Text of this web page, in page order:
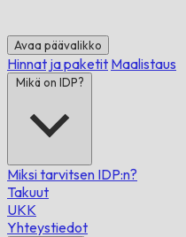
Avaa päävalikko
Hinnat ja paketit Maalistaus
Mikä on IDP?
Miksi tarvitsen IDP:n?
Takuut
UKK
Yhteystiedot